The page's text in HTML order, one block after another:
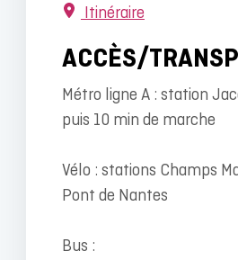
Itinéraire
ACCÈS/
Métro ligne A : station
puis 10 min de marche
Vélo : stations Champs
Pont de Nantes
Bus :